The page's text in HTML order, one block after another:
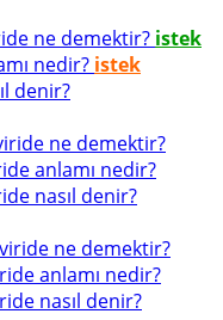
ne demektir? istek
nedir? istek
denir?
ne demektir?
anlamı nedir?
nasıl denir?
ne demektir?
anlamı nedir?
nasıl denir?